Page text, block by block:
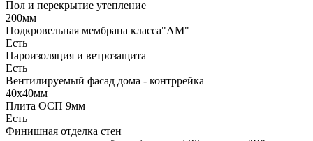
Пол и перекрытие утепление
200мм
Подкровельная мембрана класса"АМ"
Есть
Пароизоляция и ветрозащита
Есть
Вентилируемый фасад дома - контррейка
40х40мм
Плита ОСП 9мм
Есть
Финишная отделка стен